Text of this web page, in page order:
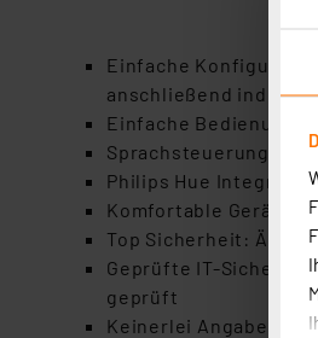
Einfache
anschließend
Einfache Bedienung:
Sprachsteuerung mit
Philips Hue
Komfortable Geräte-
Top Sicherheit:
Geprüfte IT-
geprüft
Keinerlei Angaben